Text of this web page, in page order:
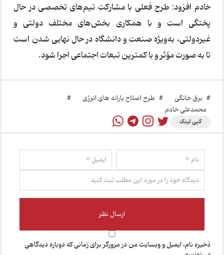
خادم افزود: طرح فعلی با مشارکت تیم‌های تخصصی در حال
پختگی است و با همکاری بخش‌های مختلف دولتی و
غیردولتی، به‌ویژه صنعت و دانشگاه در حال نهایی شدن است
تا به صورت مؤثر و با کمترین تبعات اجتماعی اجرا شود.
# برق خانگی # طرح اصلاح یارانه های انرژی
#
محمدعلی خادم
کپی لینک
ذخیره نام، ایمیل و وبسایت من در مرورگر برای زمانی که دوباره دیدگاهی